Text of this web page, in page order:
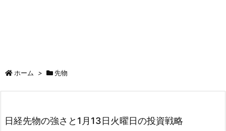
ホーム > 先物
日経先物の強さと1月13日火曜日の投資戦略